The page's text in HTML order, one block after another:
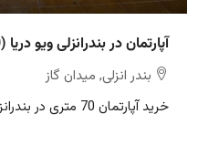
آپارتمان در بندرانزلی ویو دریا (70 متر)
بندر انزلی, میدان گاز
خرید آپارتمان 70 متری در بندرانزلی ویو دریا بندر انزلی یکی از...